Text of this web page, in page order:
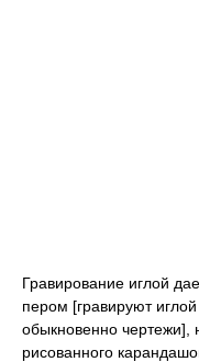
Гравирование иглой
пером [гравируют
обыкновенно чертежи],
рисованного